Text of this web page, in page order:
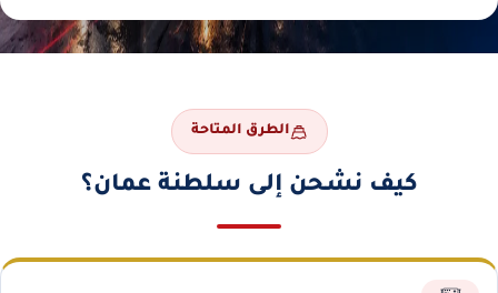
الطرق المتاحة
كيف نشحن إلى سلطنة عمان؟